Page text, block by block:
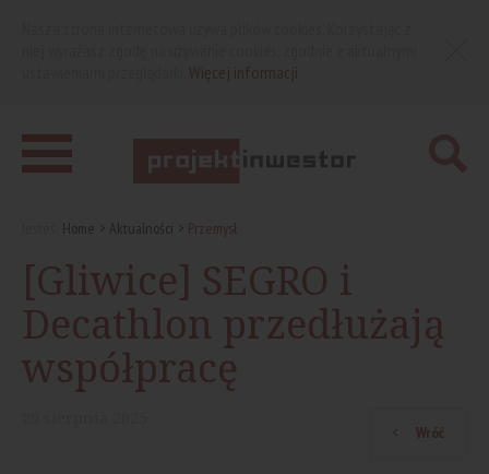
Home Aktualności Przemysł
[Gliwice] SEGRO i
Decathlon przedłużają
współpracę
Wróć